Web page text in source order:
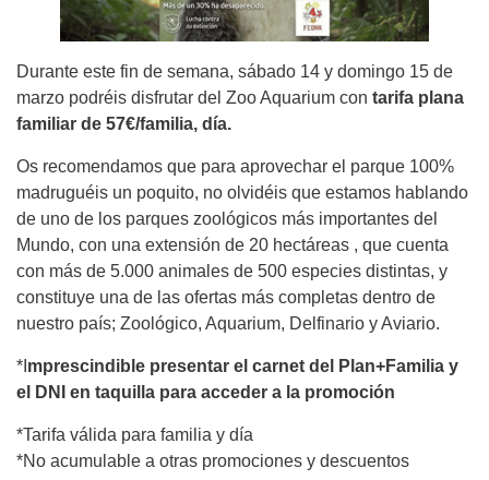
Durante este fin de semana, sábado 14 y domingo 15 de
marzo podréis disfrutar del Zoo Aquarium con tarifa plana
familiar de 57€/familia, día.
Os recomendamos que para aprovechar el parque 100%
madruguéis un poquito, no olvidéis que estamos hablando
de uno de los parques zoológicos más importantes del
Mundo, con una extensión de 20 hectáreas , que cuenta
con más de 5.000 animales de 500 especies distintas, y
constituye una de las ofertas más completas dentro de
nuestro país; Zoológico, Aquarium, Delfinario y Aviario.
*I mprescindible presentar el carnet del Plan+Familia y
el DNI en taquilla para acceder a la promoción
*Tarifa válida para familia y día
*No acumulable a otras promociones y descuentos